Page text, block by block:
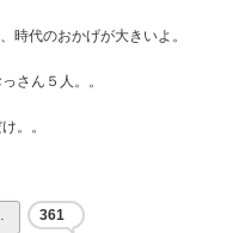
時代のおかげが大きいよ。
さん５人。。
。。
361